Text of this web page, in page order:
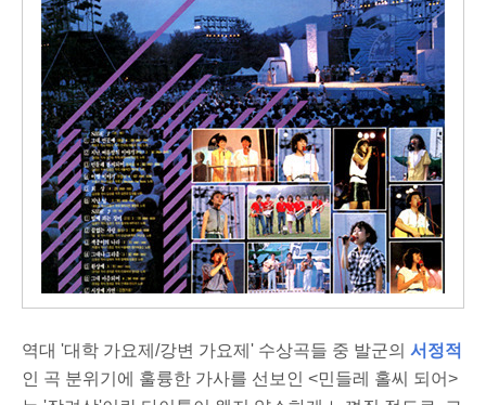
역대 '대학 가요제/강변 가요제' 수상곡들 중 발군의 서정적
인 곡 분위기에 훌륭한 가사를 선보인 <민들레 홀씨 되어>